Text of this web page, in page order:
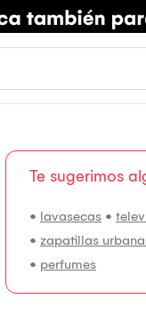
Te sugerimos
• lavasecas •
• zapatillas
• perfumes